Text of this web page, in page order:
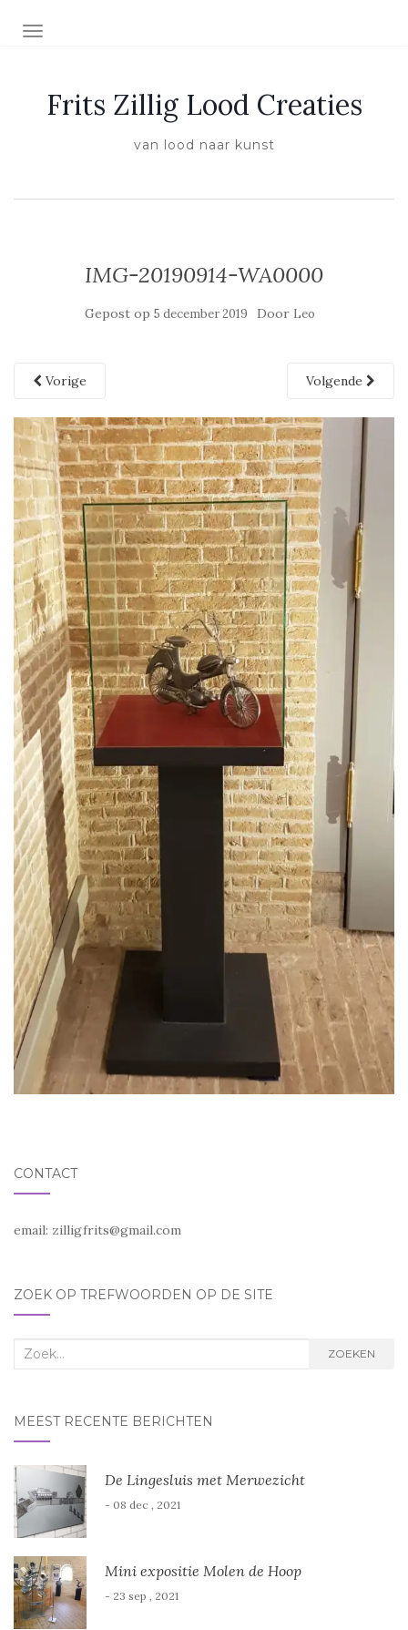
SCHAKEL NAVIGATIE
Frits Zillig Lood Creaties
van lood naar kunst
IMG-20190914-WA0000
Gepost op 5 december 2019 Door Leo
Vorige Volgende
CONTACT
email: zilligfrits@gmail.com
ZOEK OP TREFWOORDEN OP DE SITE
Zoek
ZOEKEN
MEEST RECENTE BERICHTEN
De Lingesluis met Merwezicht
- 08 dec , 2021
Mini expositie Molen de Hoop
- 23 sep , 2021